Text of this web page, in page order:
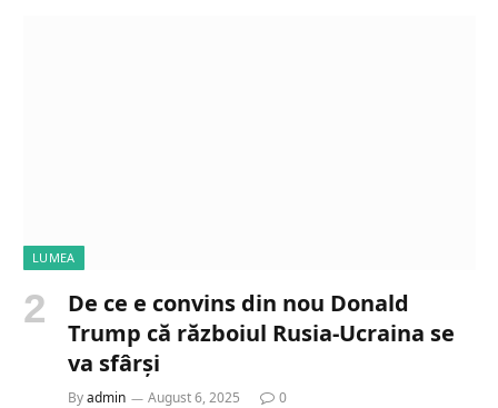
LUMEA
De ce e convins din nou Donald
Trump că războiul Rusia-Ucraina se
va sfârși
Byadmin August 6, 2025 0